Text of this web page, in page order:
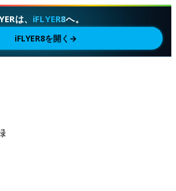
は、 iFLYER8へ。
iFLYER8を開く →